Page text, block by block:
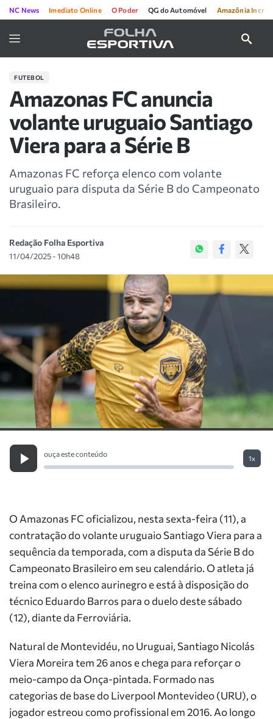
NC News Imediato Online O Poder QG do Automóvel Amazônia
FUTEBOL
Amazonas FC anuncia
volante uruguaio Santiago
Viera para a Série B
Amazonas FC reforça elenco com volante
uruguaio para disputa da Série B do Campeonato
Brasileiro.
Redação Folha Esportiva
11/04/2025 - 10h48
ouça este conteúdo
1x
O Amazonas FC oficializou, nesta sexta-feira (11), a
contratação do volante uruguaio Santiago Viera para a
sequência da temporada, com a disputa da Série B do
Campeonato Brasileiro em seu calendário. O atleta já
treina com o elenco aurinegro e está à disposição do
técnico Eduardo Barros para o duelo deste sábado
(12), diante da Ferroviária.
Natural de Montevidéu, no Uruguai, Santiago Nicolás
Viera Moreira tem 26 anos e chega para reforçar o
meio-campo da Onça-pintada. Formado nas
categorias de base do Liverpool Montevideo (URU), o
jogador estreou como profissional em 2016. Ao longo